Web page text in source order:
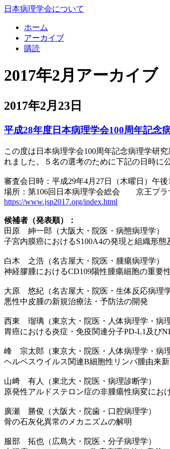
日本病理学会について
ホーム
アーカイブ
購読
2017年2月アーカイブ
2017年2月23日
平成28年度日本病理学会100周年記念
この度は日本病理学会100周年記念病理学研
れました。５名の選考のために下記の日時に
審査会日時：平成29年4月27日（木曜日）午後
場所：第106回日本病理学会総会 京王プラ
https://www.jsp2017.org/index.html
候補者（発表順）：
田原 紳一郎（大阪大・院医・病態病理学）
子宮内膜癌におけるS100A4の発現と組織形
白木 之浩（名古屋大・院医・腫瘍病理学）
神経膠腫におけるCD109陽性腫瘍細胞の重要
大原 悠紀（名古屋大・院医・生体反応病理学
悪性中皮腫の新規治療法・予防法の開発
西東 瑠璃（東京大・院医・人体病理学・病理
胃癌における炎症・免疫関連分子PD-L1及び
峰 宗太郎（東京大・院医・人体病理学・病理
ヘルペスウイルス関連B細胞性リンパ腫由来
山﨑 有人（東北大・院医・病理診断学）
原発性アルドステロン症の非腫瘍性病変にお
廣瀬 勝俊（大阪大・院歯・口腔病理学）
骨の石灰化異常のメカニズムの解明
服部 拓也（広島大・院医・分子病理学）